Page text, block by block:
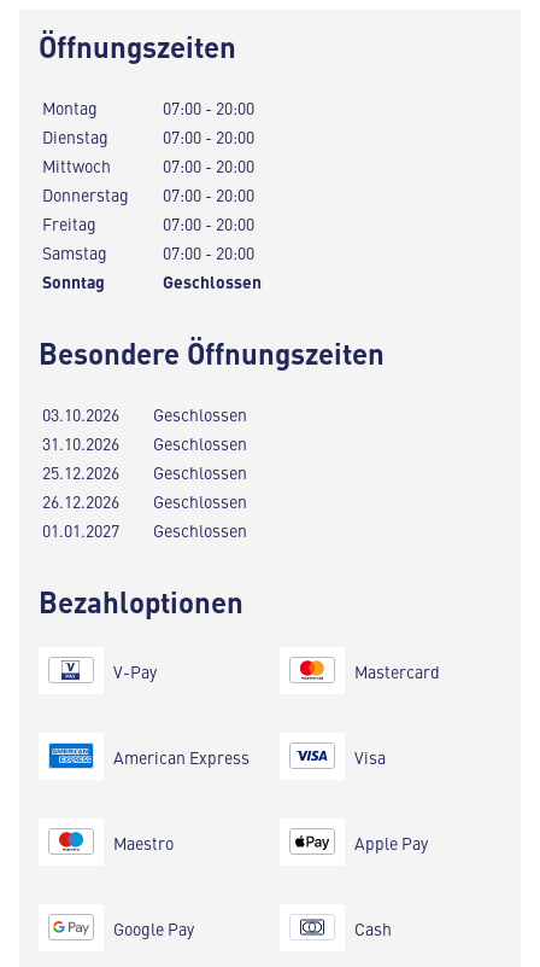
Öffnungszeiten
Montag
07:00 - 20:00
Dienstag
07:00 - 20:00
Mittwoch
07:00 - 20:00
Donnerstag
07:00 - 20:00
Freitag
07:00 - 20:00
Samstag
07:00 - 20:00
Sonntag
Geschlossen
Besondere Öffnungszeiten
03.10.2026
Geschlossen
31.10.2026
Geschlossen
25.12.2026
Geschlossen
26.12.2026
Geschlossen
01.01.2027
Geschlossen
Bezahloptionen
V-Pay
American Express
Maestro
Google Pay
Mastercard
Visa
Apple Pay
Cash